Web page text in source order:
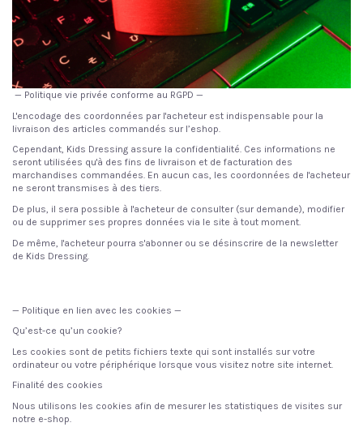
— Politique vie privée conforme au RGPD —
L'encodage des coordonnées par l'acheteur est indispensable pour la
livraison des articles commandés sur l’eshop.
Cependant, Kids Dressing assure la confidentialité. Ces informations ne
seront utilisées qu'à des fins de livraison et de facturation des
marchandises commandées. En aucun cas, les coordonnées de l'acheteur
ne seront transmises à des tiers.
De plus, il sera possible à l'acheteur de consulter (sur demande), modifier
ou de supprimer ses propres données via le site à tout moment.
De même, l'acheteur pourra s'abonner ou se désinscrire de la newsletter
de Kids Dressing.
— Politique en lien avec les cookies —
Qu’est-ce qu’un cookie?
Les cookies sont de petits fichiers texte qui sont installés sur votre
ordinateur ou votre périphérique lorsque vous visitez notre site internet.
Finalité des cookies
Nous utilisons les cookies afin de mesurer les statistiques de visites sur
notre e-shop.